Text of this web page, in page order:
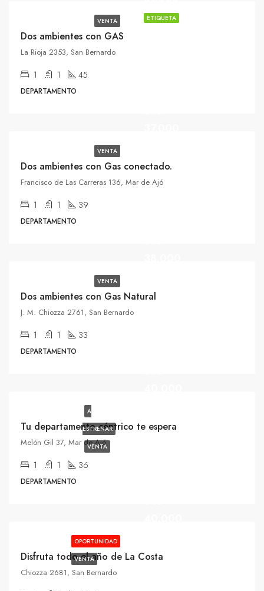
ETIQUETA
VENTA
Dos ambientes con GAS
La Rioja 2353, San Bernardo
1 1 45
DEPARTAMENTO
VENTA
Dos ambientes con Gas conectado.
Francisco de Las Carreras 136, Mar de Ajó
1 1 39
DEPARTAMENTO
VENTA
Dos ambientes con Gas Natural
J. M. Chiozza 2761, San Bernardo
1 1 33
DEPARTAMENTO
A
ESTRENAR
VENTA
Tu departamento céntrico te espera
Melón Gil 37, Mar de Ajó
1 1 36
DEPARTAMENTO
OPORTUNIDAD
VENTA
Disfruta todo el año de La Costa
Chiozza 2681, San Bernardo